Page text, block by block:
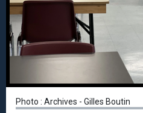
Photo : Archives - Gilles Boutin